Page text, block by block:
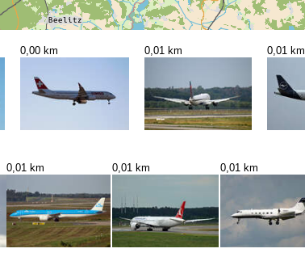
0,00 km 0,01 km 0,01 km
0,01 km 0,01 km 0,01 km